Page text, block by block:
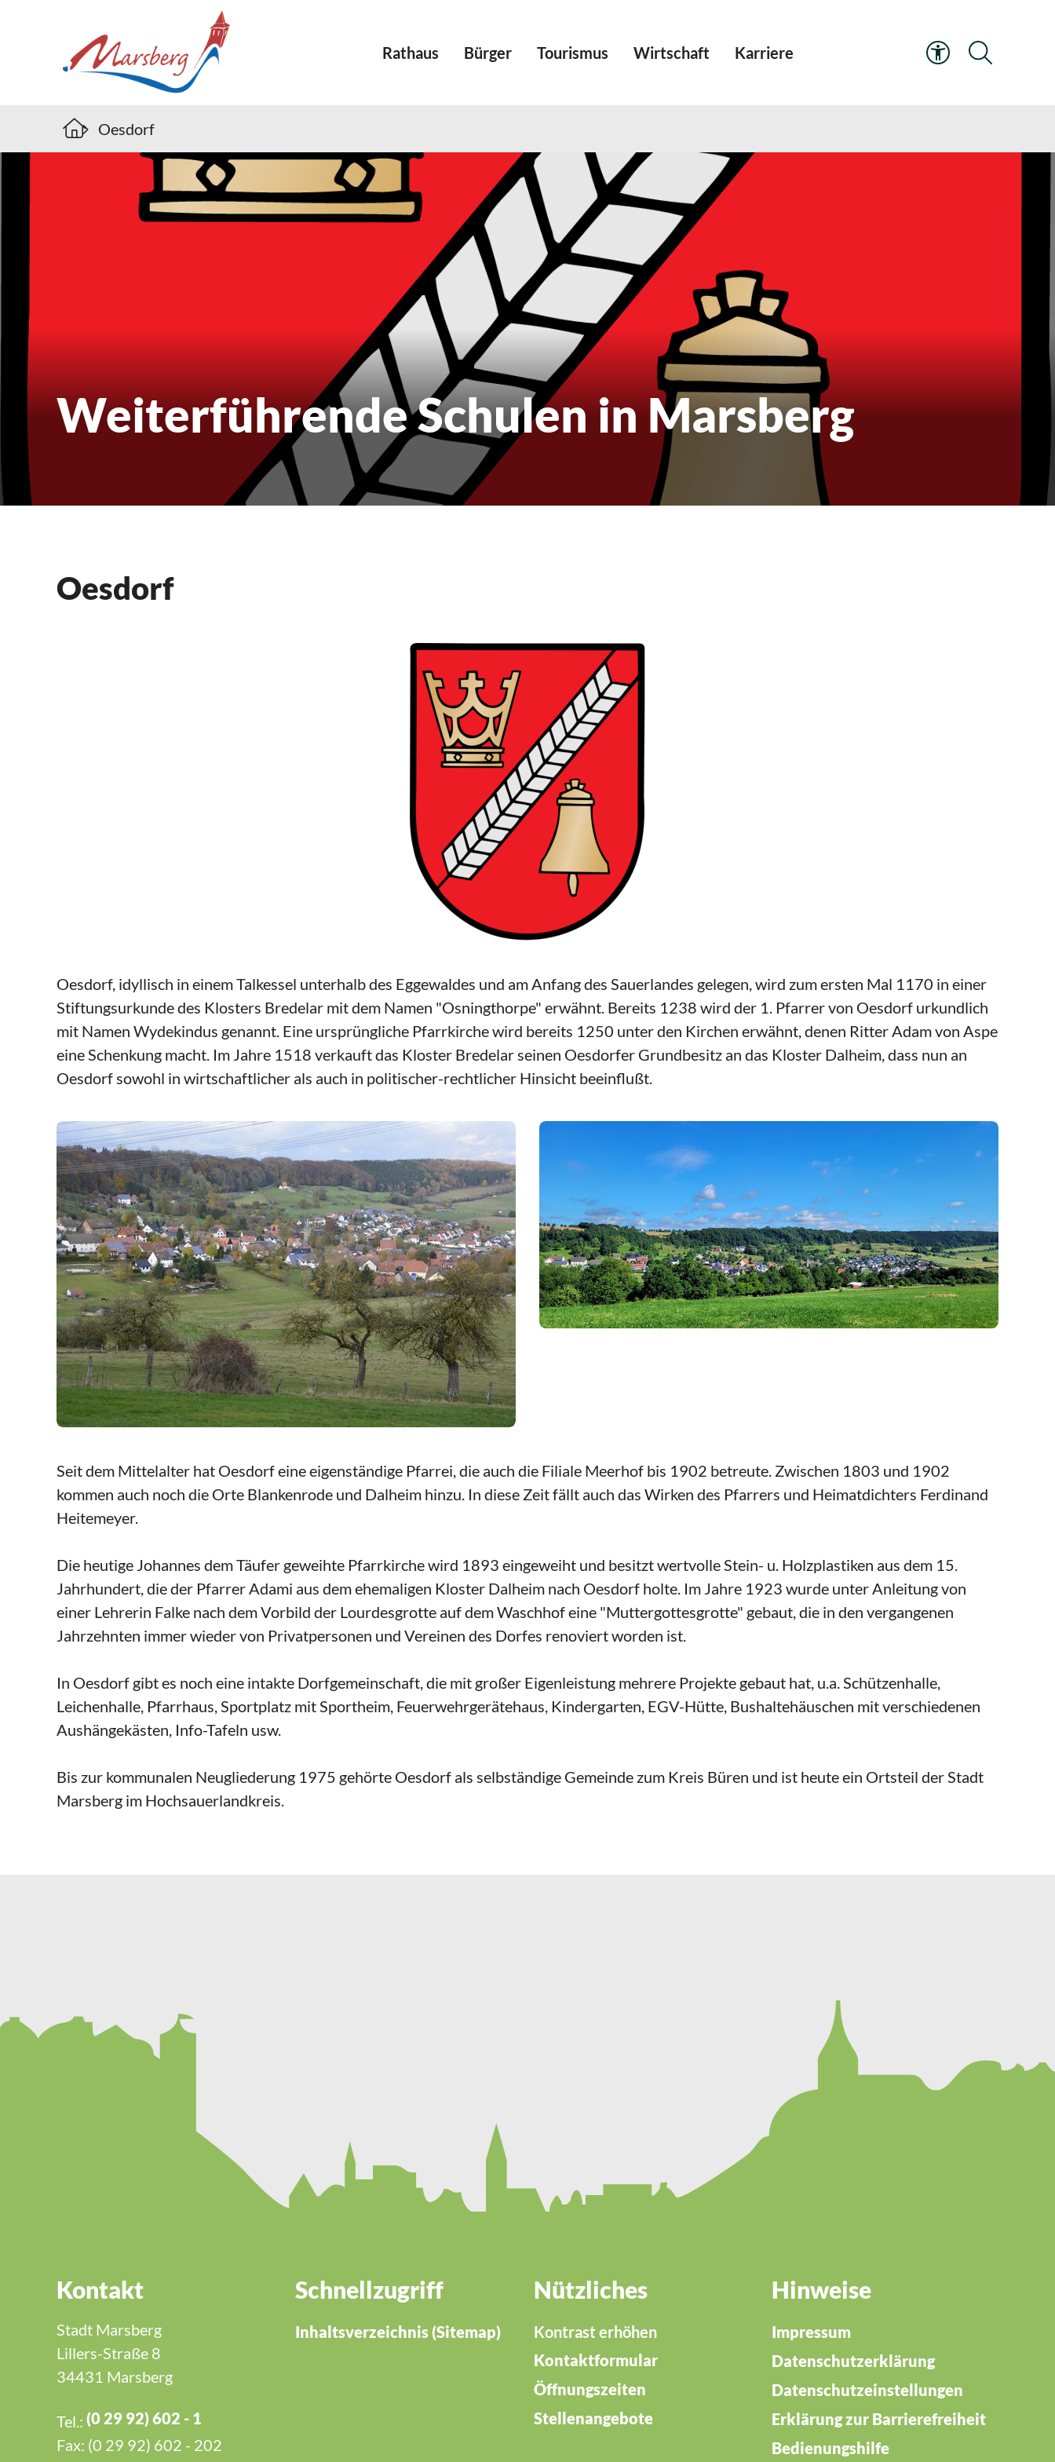
Rathaus Bürger Tourismus Wirtschaft Karriere
Oesdorf
Weiterführende Schulen in Marsberg
Oesdorf
Oesdorf, idyllisch in einem Talkessel unterhalb des Eggewaldes und am Anfang des Sauerlandes gelegen, wird zum ersten Mal 1170 in einer
Stiftungsurkunde des Klosters Bredelar mit dem Namen "Osningthorpe" erwähnt. Bereits 1238 wird der 1. Pfarrer von Oesdorf urkundlich
mit Namen Wydekindus genannt. Eine ursprüngliche Pfarrkirche wird bereits 1250 unter den Kirchen erwähnt, denen Ritter Adam von Aspe
eine Schenkung macht. Im Jahre 1518 verkauft das Kloster Bredelar seinen Oesdorfer Grundbesitz an das Kloster Dalheim, dass nun an
Oesdorf sowohl in wirtschaftlicher als auch in politischer-rechtlicher Hinsicht beeinflußt.
Seit dem Mittelalter hat Oesdorf eine eigenständige Pfarrei, die auch die Filiale Meerhof bis 1902 betreute. Zwischen 1803 und 1902
kommen auch noch die Orte Blankenrode und Dalheim hinzu. In diese Zeit fällt auch das Wirken des Pfarrers und Heimatdichters Ferdinand
Heitemeyer.
Die heutige Johannes dem Täufer geweihte Pfarrkirche wird 1893 eingeweiht und besitzt wertvolle Stein- u. Holzplastiken aus dem 15.
Jahrhundert, die der Pfarrer Adami aus dem ehemaligen Kloster Dalheim nach Oesdorf holte. Im Jahre 1923 wurde unter Anleitung von
einer Lehrerin Falke nach dem Vorbild der Lourdesgrotte auf dem Waschhof eine "Muttergottesgrotte" gebaut, die in den vergangenen
Jahrzehnten immer wieder von Privatpersonen und Vereinen des Dorfes renoviert worden ist.
In Oesdorf gibt es noch eine intakte Dorfgemeinschaft, die mit großer Eigenleistung mehrere Projekte gebaut hat, u.a. Schützenhalle,
Leichenhalle, Pfarrhaus, Sportplatz mit Sportheim, Feuerwehrgerätehaus, Kindergarten, EGV-Hütte, Bushaltehäuschen mit verschiedenen
Aushängekästen, Info-Tafeln usw.
Bis zur kommunalen Neugliederung 1975 gehörte Oesdorf als selbständige Gemeinde zum Kreis Büren und ist heute ein Ortsteil der Stadt
Marsberg im Hochsauerlandkreis.
Kontakt
Stadt Marsberg
Lillers-Straße 8
34431 Marsberg
Tel.: (0 29 92) 602 - 1
Fax: (0 29 92) 602 - 202
Schnellzugriff
Inhaltsverzeichnis (Sitemap)
Nützliches
Kontrast erhöhen
Kontaktformular
Öffnungszeiten
Stellenangebote
Hinweise
Impressum
Datenschutzerklärung
Datenschutzeinstellungen
Erklärung zur Barrierefreiheit
Bedienungshilfe